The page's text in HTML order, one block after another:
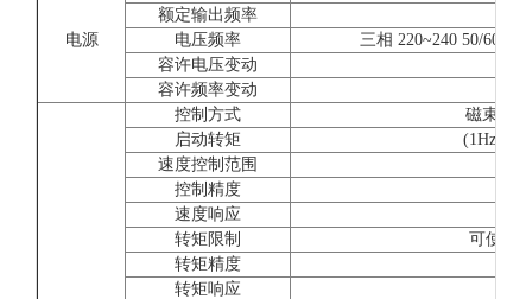
电源
额定输出频率
电压频率
三相 220~240 50/60Hz
容许电压变动
容许频率变动
控制方式
磁束电
启动转矩
(1Hz時
速度控制范围
控制精度
速度响应
转矩限制
可使用(
转矩精度
转矩响应